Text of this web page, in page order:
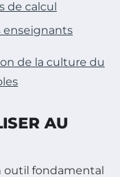
de calcul
enseignants
de la culture du
AU
outil fondamental